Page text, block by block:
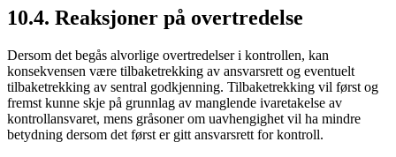
10.4. Reaksjoner på overtredelse
Dersom det begås alvorlige overtredelser i kontrollen, kan
konsekvensen være tilbaketrekking av ansvarsrett og eventuelt
tilbaketrekking av sentral godkjenning. Tilbaketrekking vil først og
fremst kunne skje på grunnlag av manglende ivaretakelse av
kontrollansvaret, mens gråsoner om uavhengighet vil ha mindre
betydning dersom det først er gitt ansvarsrett for kontroll.